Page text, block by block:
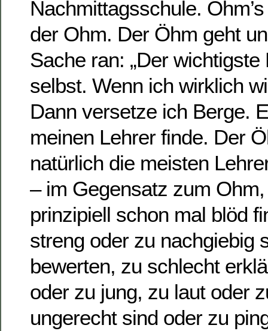
Nachmittagsschule.
der Ohm. Der Öhm geht
Sache ran: „Der wichtigste
selbst. Wenn ich wirklich
Dann versetze ich Berge.
meinen Lehrer finde. Der
natürlich die meisten
– im Gegensatz zum
prinzipiell schon mal blöd
streng oder zu nachgiebig
bewerten, zu schlecht
oder zu jung, zu laut oder
ungerecht sind oder zu